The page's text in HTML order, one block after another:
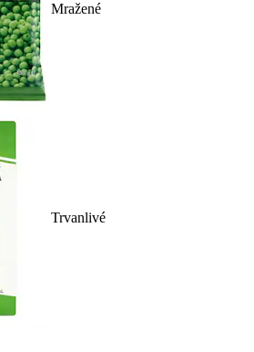
Mražené
Trvanlivé